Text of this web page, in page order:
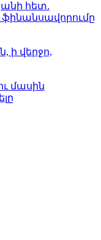
հետ.
ի վերջո,
մասին